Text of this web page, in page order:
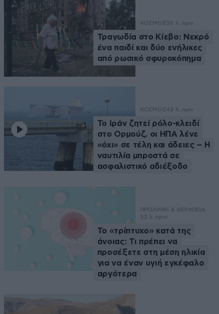
ΚΟΣΜΟΣ30 λ. πριν
Τραγωδία στο Κίεβο: Νεκρό
ένα παιδί και δύο ενήλικες
από ρωσικό σφυροκόπημα
ΚΟΣΜΟΣ43 λ. πριν
Το Ιράν ζητεί ρόλο-κλειδί
στο Ορμούζ, οι ΗΠΑ λένε
«όχι» σε τέλη και άδειες – Η
ναυτιλία μπροστά σε
ασφαλιστικό αδιέξοδο
ΠΡΟΛΗΨΗ & ΘΕΡΑΠΕΙΑ
52 λ. πριν
Το «τρίπτυχο» κατά της
άνοιας: Τι πρέπει να
προσέξετε στη μέση ηλικία
για να έναν υγιή εγκέφαλο
αργότερα